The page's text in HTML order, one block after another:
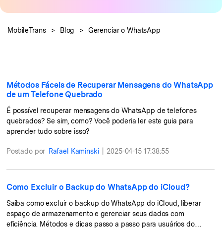
WhatsApp para o computador. E restaurar
Recupere todas as mídias de visulização única do
WhatsApp — fotos, vídeos e mensagens de voz.
App
Mutsapper
Transferir dados do WhatsApp e WhatsApp
Business sem redefinição de fábrica.
MobileTrans App
Transferir dados do telefone, dados do
MobileTrans > Blog > Gerenciar o WhatsApp
Métodos Fáceis de Recuperar Mensagens do WhatsApp
de um Telefone Quebrado
É possível recuperar mensagens do WhatsApp de telefones
quebrados? Se sim, como? Você poderia ler este guia para
aprender tudo sobre isso?
Postado por Rafael Kaminski 2025-04-15 17:38:55
Como Excluir o Backup do WhatsApp do iCloud?
Saiba como excluir o backup do WhatsApp do iCloud, liberar
espaço de armazenamento e gerenciar seus dados com
eficiência. Métodos e dicas passo a passo para usuários do